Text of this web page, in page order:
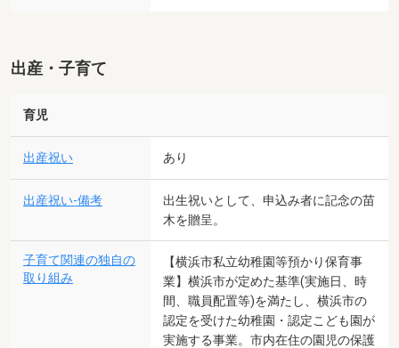
出産・子育て
育児
出産祝い あり
出産祝い-備考
出生祝いとして、申込み者に記念の苗
木を贈呈。
子育て関連の独自の
取り組み
【横浜市私立幼稚園等預かり保育事
業】横浜市が定めた基準(実施日、時
間、職員配置等)を満たし、横浜市の
認定を受けた幼稚園・認定こども園が
実施する事業。市内在住の園児の保護